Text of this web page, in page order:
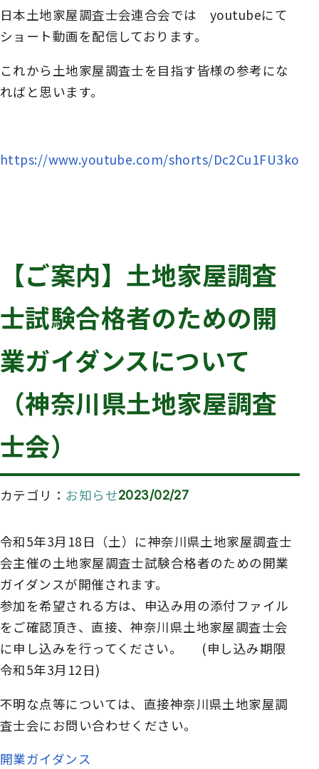
日本土地家屋調査士会連合会では youtubeにて
ショート動画を配信しております。
これから土地家屋調査士を目指す皆様の参考にな
ればと思います。
https://www.youtube.com/shorts/Dc2Cu1FU3ko
【ご案内】土地家屋調査
士試験合格者のための開
業ガイダンスについて
（神奈川県土地家屋調査
士会）
カテゴリ お知らせ2023/02/27
令和5年3月18日（土）に神奈川県土地家屋調査士
会主催の土地家屋調査士試験合格者のための開業
ガイダンスが開催されます。
参加を希望される方は、申込み用の添付ファイル
をご確認頂き、直接、神奈川県土地家屋調査士会
に申し込みを行ってください。 (申し込み期限
令和5年3月12日)
不明な点等については、直接神奈川県土地家屋調
査士会にお問い合わせください。
開業ガイダンス